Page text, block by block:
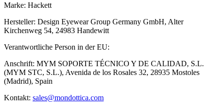
Marke: Hackett
Hersteller: Design Eyewear Group Germany GmbH, Alter
Kirchenweg 54, 24983 Handewitt
Verantwortliche Person in der EU:
Anschrift: MYM SOPORTE TÉCNICO Y DE CALIDAD, S.L.
(MYM STC, S.L.), Avenida de los Rosales 32, 28935 Mostoles
(Madrid), Spain
Kontakt: sales@mondottica.com